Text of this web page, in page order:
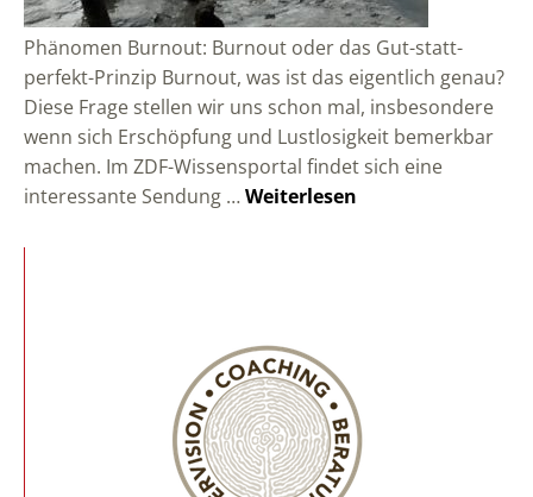
Phänomen Burnout: Burnout oder das Gut-statt-
perfekt-Prinzip Burnout, was ist das eigentlich genau?
Diese Frage stellen wir uns schon mal, insbesondere
wenn sich Erschöpfung und Lustlosigkeit bemerkbar
machen. Im ZDF-Wissensportal findet sich eine
interessante Sendung …Weiterlesen